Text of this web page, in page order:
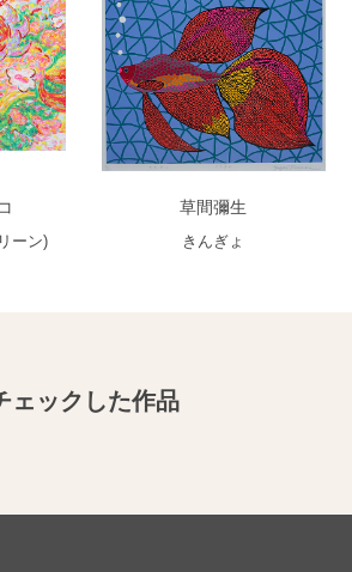
ーン)
草間彌生
きんぎょ
ェックした作品